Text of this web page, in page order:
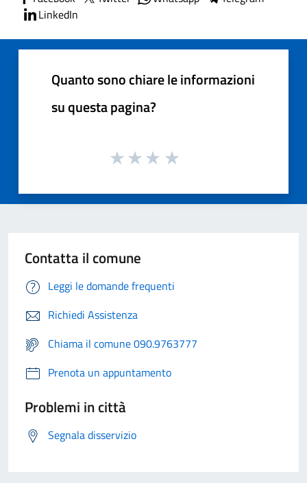
LinkedIn
Quanto sono chiare le informazioni
su questa pagina?
Contatta il comune
Leggi le domande frequenti
Richiedi Assistenza
Chiama il comune 090.9763777
Prenota un appuntamento
Problemi in città
Segnala disservizio